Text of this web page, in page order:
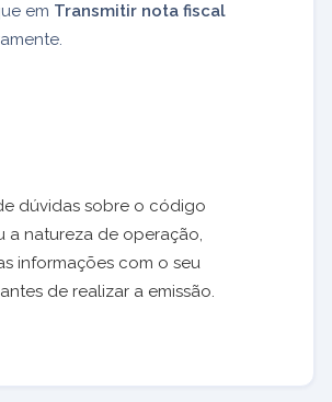
em Transmitir nota fiscal
dúvidas sobre o código
a natureza de operação,
informações com o seu
de realizar a emissão.